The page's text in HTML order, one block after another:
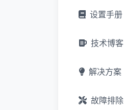
设置手册
技术博客
解决方案
故障排除